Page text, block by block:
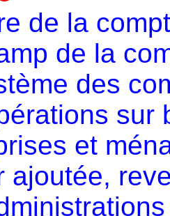
de la
de la
des
sur
et
ajoutée,